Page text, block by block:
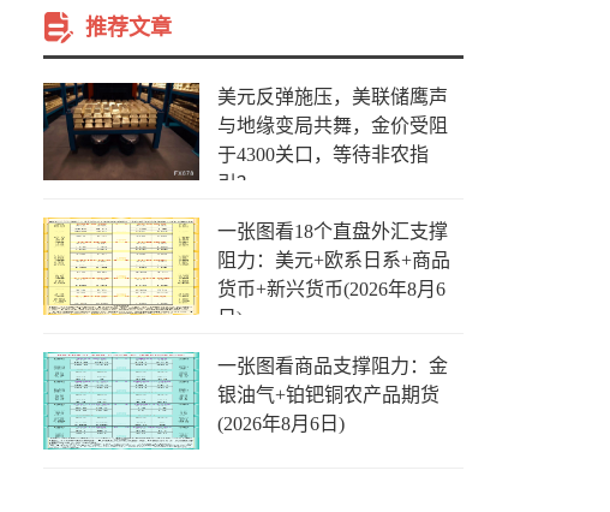
推荐文章
美元反弹施压，美联储鹰声
与地缘变局共舞，金价受阻
于4300关口，等待非农指
引？
一张图看18个直盘外汇支撑
阻力：美元+欧系日系+商品
货币+新兴货币(2026年8月6
日)
一张图看商品支撑阻力：金
银油气+铂钯铜农产品期货
(2026年8月6日)